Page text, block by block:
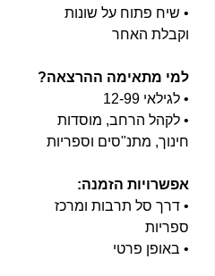
• שיח פתוח על שונות
וקבלת האחר
למי מתאימה ההרצאה?
• לגילאי 12-99
• לקהל הרחב, מוסדות
חינוך, מתנ"סים וספריות
אפשרויות הזמנה:
• דרך סל תרבות ומרכז
ספריות
• באופן פרטי